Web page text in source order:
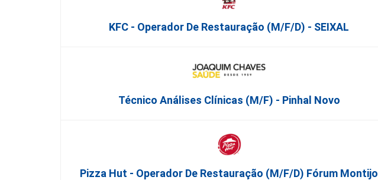
KFC - Operador De Restauração (m/f/d) - SEIXAL
Técnico Análises Clínicas (M/F) - Pinhal Novo
Pizza Hut - Operador De Restauração (m/f/d) Fórum Montijo